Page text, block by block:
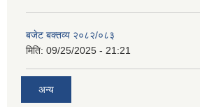
बजेट बक्तव्य २०८२/०८३
मिति: 09/25/2025 - 21:21
अन्य